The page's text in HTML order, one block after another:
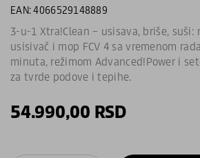
EAN: 4066529148889
3-u-1 Xtra!Clean – usisava, briše,
usisivač i mop FCV 4 sa vremenom
minuta, režimom Advanced!Power i
za tvrde podove i tepihe.
54.990,00 RSD